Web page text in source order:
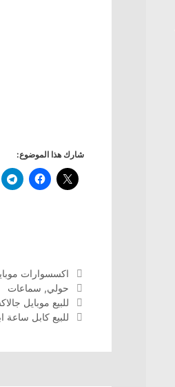
شارك هذا الموضوع:
التصنيفات
اكسسوارات
الوسوم
حولي, سماعات
للبيع موبايل
للبيع كابل ساعة